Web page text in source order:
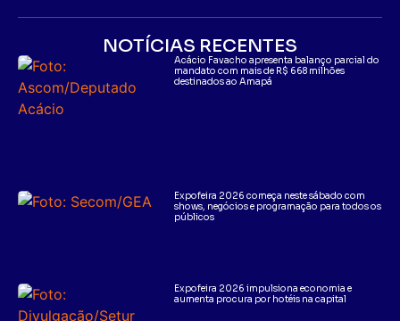
NOTÍCIAS RECENTES
Acácio Favacho apresenta balanço parcial do
mandato com mais de R$ 668 milhões
destinados ao Amapá
Expofeira 2026 começa neste sábado com
shows, negócios e programação para todos os
públicos
Expofeira 2026 impulsiona economia e
aumenta procura por hotéis na capital